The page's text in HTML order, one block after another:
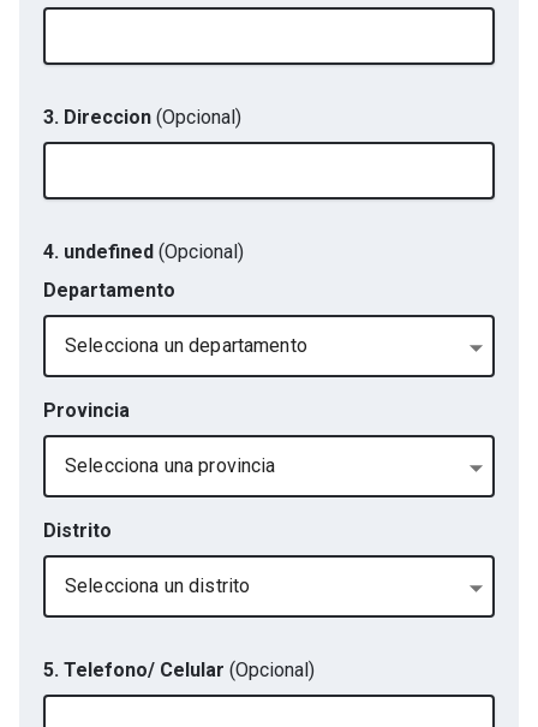
3. Direccion (Opcional)
4. undefined (Opcional)
Departamento
Selecciona un departamento
Provincia
Selecciona una provincia
Distrito
Selecciona un distrito
5. Telefono/ Celular (Opcional)